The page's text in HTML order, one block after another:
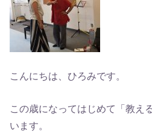
こんにちは、ひろみです。
この歳になってはじめて「教え
います。